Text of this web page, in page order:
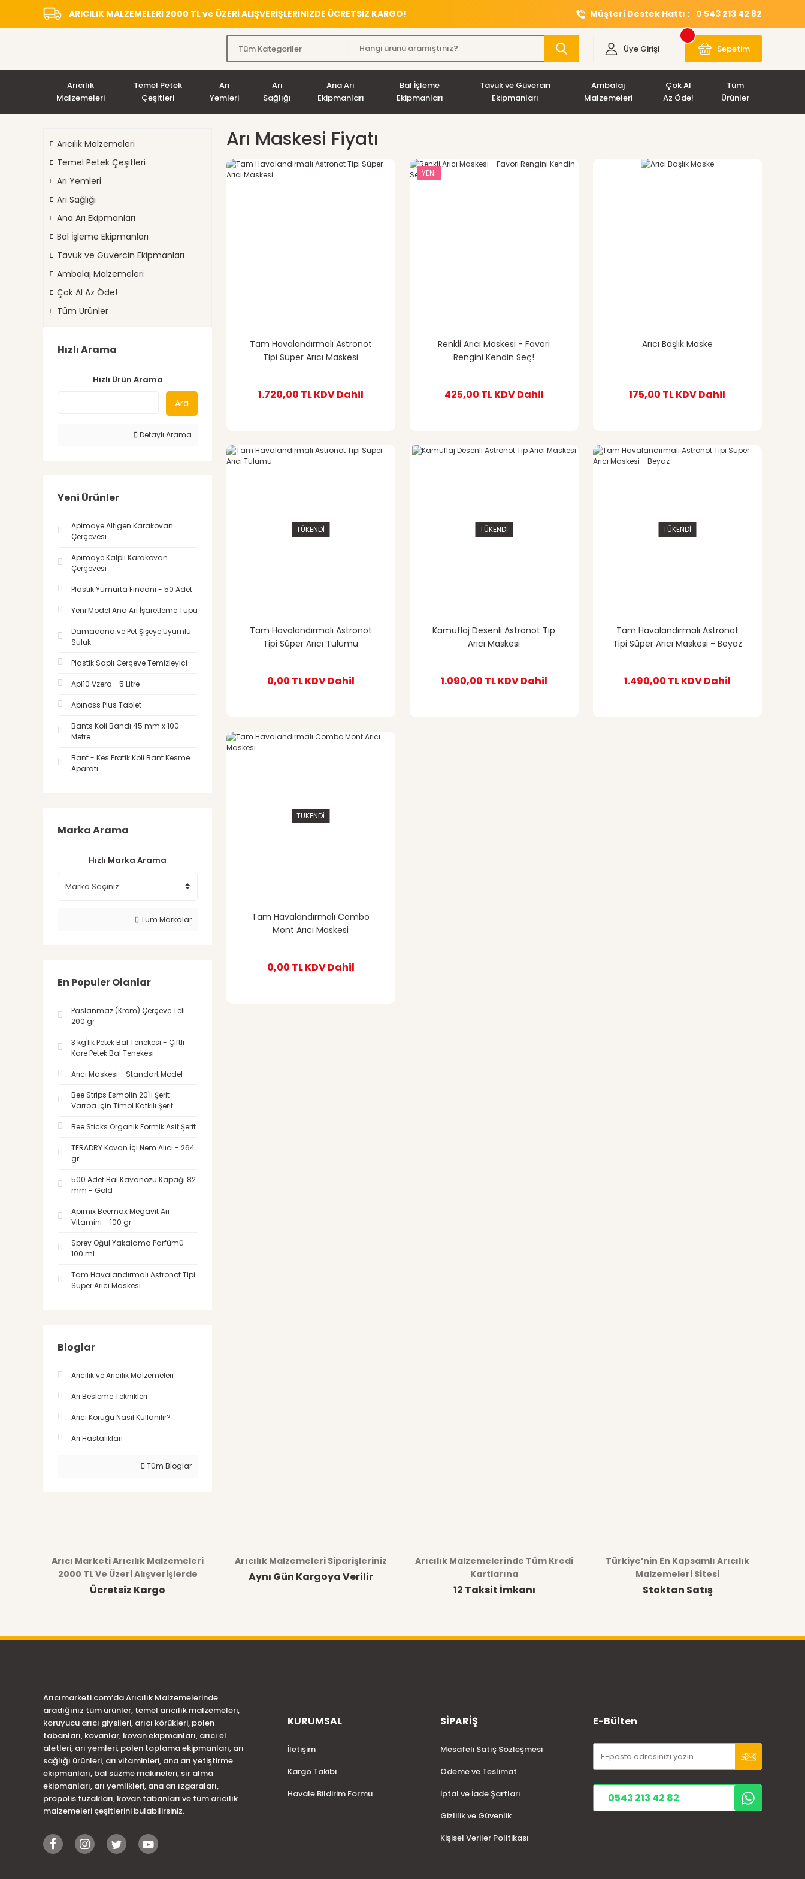
ARICILIK MALZEMELERİ 2000 TL ve ÜZERİ ALIŞVERİŞLERİNİZDE ÜCRETSİZ KARGO! Müşteri Destek Hattı : 0 543 213 42 82
Üye Girişi Sepetim
Arıcılık
Malzemeleri
Temel Petek
Çeşitleri
Arı
Yemleri
Arı
Sağlığı
Ana Arı
Ekipmanları
Bal İşleme
Ekipmanları
Tavuk ve Güvercin
Ekipmanları
Ambalaj
Malzemeleri
Çok Al
Az Öde!
Tüm
Ürünler
Arıcılık Malzemeleri
Temel Petek Çeşitleri
Arı Yemleri
Arı Sağlığı
Ana Arı Ekipmanları
Bal İşleme Ekipmanları
Tavuk ve Güvercin Ekipmanları
Ambalaj Malzemeleri
Çok Al Az Öde!
Tüm Ürünler
Hızlı Arama
Hızlı Ürün Arama
Ara
Detaylı Arama
Yeni Ürünler
Apimaye Altıgen Karakovan
Çerçevesi
Apimaye Kalpli Karakovan
Çerçevesi
Plastik Yumurta Fincanı - 50 Adet
Yeni Model Ana Arı İşaretleme Tüpü
Damacana ve Pet Şişeye Uyumlu
Suluk
Plastik Saplı Çerçeve Temizleyici
Api10 Vzero - 5 Litre
Apınoss Plus Tablet
Bants Koli Bandı 45 mm x 100
Metre
Bant - Kes Pratik Koli Bant Kesme
Aparatı
Marka Arama
Hızlı Marka Arama
Tüm Markalar
En Populer Olanlar
Paslanmaz (Krom) Çerçeve Teli
200 gr
3 kg'lık Petek Bal Tenekesi - Çiftli
Kare Petek Bal Tenekesi
Arıcı Maskesi - Standart Model
Bee Strips Esmolin 20'li Şerit -
Varroa İçin Timol Katkılı Şerit
Bee Sticks Organik Formik Asit Şerit
TERADRY Kovan İçi Nem Alıcı - 264
gr
500 Adet Bal Kavanozu Kapağı 82
mm - Gold
Apimix Beemax Megavit Arı
Vitamini - 100 gr
Sprey Oğul Yakalama Parfümü -
100 ml
Tam Havalandırmalı Astronot Tipi
Süper Arıcı Maskesi
Bloglar
Arıcılık ve Arıcılık Malzemeleri
Arı Besleme Teknikleri
Arıcı Körüğü Nasıl Kullanılır?
Arı Hastalıkları
Tüm Bloglar
Arı Maskesi Fiyatı
Tam Havalandırmalı Astronot
Tipi Süper Arıcı Maskesi
1.720,00 TLKDV Dahil
YENİ
Renkli Arıcı Maskesi - Favori
Rengini Kendin Seç!
425,00 TLKDV Dahil
Arıcı Başlık Maske
175,00 TLKDV Dahil
TÜKENDİ
Tam Havalandırmalı Astronot
Tipi Süper Arıcı Tulumu
0,00 TLKDV Dahil
TÜKENDİ
Kamuflaj Desenli Astronot Tip
Arıcı Maskesi
1.090,00 TLKDV Dahil
TÜKENDİ
Tam Havalandırmalı Astronot
Tipi Süper Arıcı Maskesi - Beyaz
1.490,00 TLKDV Dahil
TÜKENDİ
Tam Havalandırmalı Combo
Mont Arıcı Maskesi
0,00 TLKDV Dahil
Arıcı Marketi Arıcılık Malzemeleri
2000 TL Ve Üzeri Alışverişlerde
Ücretsiz Kargo
Arıcılık Malzemeleri Siparişleriniz
Aynı Gün Kargoya Verilir
Arıcılık Malzemelerinde Tüm Kredi
Kartlarına
12 Taksit İmkanı
Türkiye’nin En Kapsamlı Arıcılık
Malzemeleri Sitesi
Stoktan Satış
Arıcımarketi.com’da Arıcılık Malzemelerinde
aradığınız tüm ürünler, temel arıcılık malzemeleri,
koruyucu arıcı giysileri, arıcı körükleri, polen
tabanları, kovanlar, kovan ekipmanları, arıcı el
aletleri, arı yemleri, polen toplama ekipmanları, arı
sağlığı ürünleri, arı vitaminleri, ana arı yetiştirme
ekipmanları, bal süzme makineleri, sır alma
ekipmanları, arı yemlikleri, ana arı ızgaraları,
propolis tuzakları, kovan tabanları ve tüm arıcılık
malzemeleri çeşitlerini bulabilirsiniz.
KURUMSAL
İletişim
Kargo Takibi
Havale Bildirim Formu
SİPARİŞ
Mesafeli Satış Sözleşmesi
Ödeme ve Teslimat
İptal ve İade Şartları
Gizlilik ve Güvenlik
Kişisel Veriler Politikası
E-Bülten
0543 213 42 82